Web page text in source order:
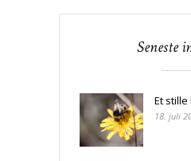
Seneste
Et stille
18. juli